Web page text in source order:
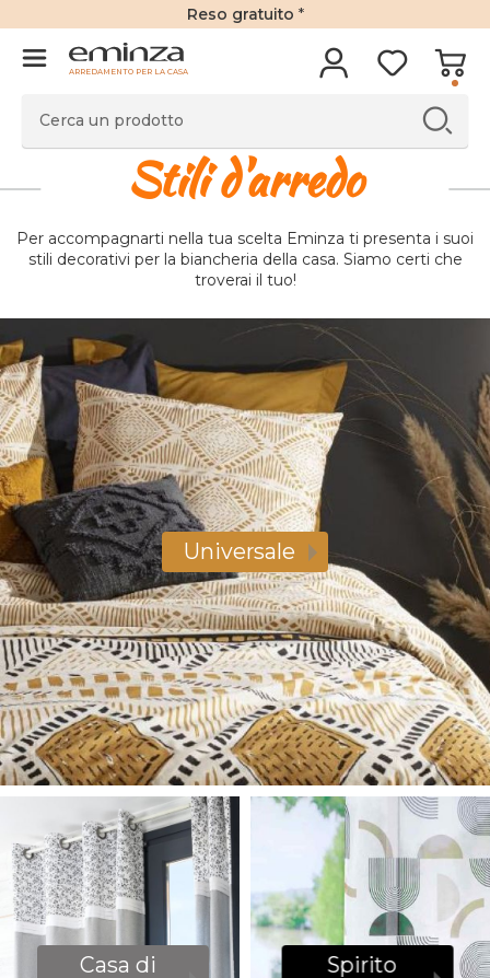
Reso gratuito *
ARREDAMENTO PER LA CASA
Stili d'arredo
Per accompagnarti nella tua scelta Eminza ti presenta i suoi
stili decorativi per la biancheria della casa. Siamo certi che
troverai il tuo!
Universale
Casa di
Spirito